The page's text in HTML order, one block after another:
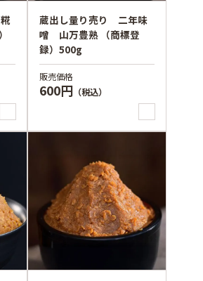
蔵出し量り売り 二年味
噌 山万豊熟 （商標登
録）500g
販売価格
600円 （税込）